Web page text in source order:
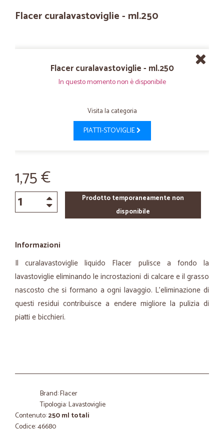
Flacer curalavastoviglie - ml.250
Flacer curalavastoviglie - ml.250
In questo momento non è disponibile
Visita la categoria
PIATTI-STOVIGLIE
1,75 €
Prodotto temporaneamente non
disponibile
Informazioni
Il curalavastoviglie liquido Flacer pulisce a fondo la
lavastoviglie eliminando le incrostazioni di calcare e il grasso
nascosto che si formano a ogni lavaggio. L'eliminazione di
questi residui contribuisce a endere migliore la pulizia di
piatti e bicchieri.
Brand: Flacer
Tipologia: Lavastoviglie
Contenuto:250 ml totali
Codice: 46680